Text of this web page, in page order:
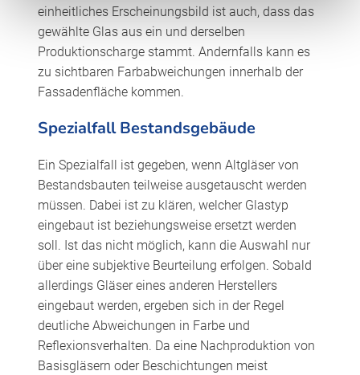
einheitliches Erscheinungsbild ist auch, dass das
gewählte Glas aus ein und derselben
Produktionscharge stammt. Andernfalls kann es
zu sichtbaren Farbabweichungen innerhalb der
Fassadenfläche kommen.
Spezialfall Bestandsgebäude
Ein Spezialfall ist gegeben, wenn Altgläser von
Bestandsbauten teilweise ausgetauscht werden
müssen. Dabei ist zu klären, welcher Glastyp
eingebaut ist beziehungsweise ersetzt werden
soll. Ist das nicht möglich, kann die Auswahl nur
über eine subjektive Beurteilung erfolgen. Sobald
allerdings Gläser eines anderen Herstellers
eingebaut werden, ergeben sich in der Regel
deutliche Abweichungen in Farbe und
Reflexionsverhalten. Da eine Nachproduktion von
Basisgläsern oder Beschichtungen meist